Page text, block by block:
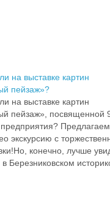
на выставке картин
пейзаж»?
на выставке картин
пейзаж», посвященной
Предлагаем
экскурсию с
конечно, лучше
Березниковском